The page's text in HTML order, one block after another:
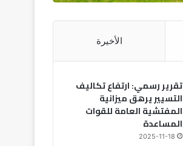
الأخيرة
تقرير رسمي: ارتفاع تكاليف
التسيير يرهق ميزانية
المفتشية العامة للقوات
المساعدة
2025-11-18